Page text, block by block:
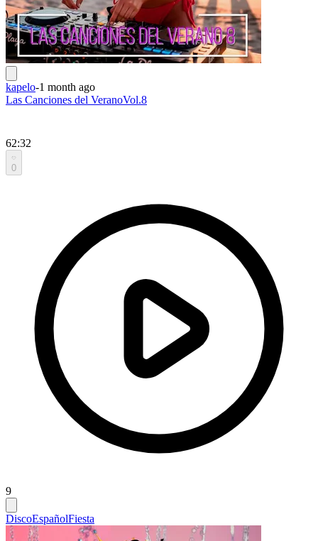
kapelo-1 month ago
Las Canciones del VeranoVol.8
62:32
0
9
DiscoEspañolFiesta